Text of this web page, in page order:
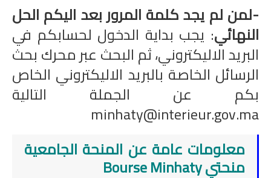
-لمن لم يجد كلمة المرور بعد اليكم الحل
النهائي: يجب بداية الدخول لحسابكم في
البريد الاليكتروني، ثم البحث عبر محرك بحث
الرسائل الخاصة بالبريد الاليكتروني الخاص
بكم عن الجملة التالية
minhaty@interieur.gov.ma
معلومات عامة عن المنحة الجامعية
منحتي Bourse Minhaty